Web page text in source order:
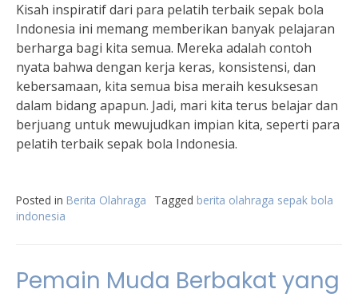
Kisah inspiratif dari para pelatih terbaik sepak bola
Indonesia ini memang memberikan banyak pelajaran
berharga bagi kita semua. Mereka adalah contoh
nyata bahwa dengan kerja keras, konsistensi, dan
kebersamaan, kita semua bisa meraih kesuksesan
dalam bidang apapun. Jadi, mari kita terus belajar dan
berjuang untuk mewujudkan impian kita, seperti para
pelatih terbaik sepak bola Indonesia.
Posted in Berita Olahraga Tagged berita olahraga sepak bola
indonesia
Pemain Muda Berbakat yang